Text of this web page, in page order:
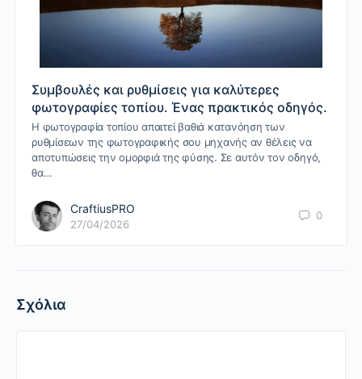
Συμβουλές και ρυθμίσεις για καλύτερες
φωτογραφίες τοπίου. Ένας πρακτικός οδηγός.
Η φωτογραφία τοπίου απαιτεί βαθιά κατανόηση των
ρυθμίσεων της φωτογραφικής σου μηχανής αν θέλεις να
αποτυπώσεις την ομορφιά της φύσης. Σε αυτόν τον οδηγό,
θα…
CraftiusPRO
27/04/2026
0
Σχόλια